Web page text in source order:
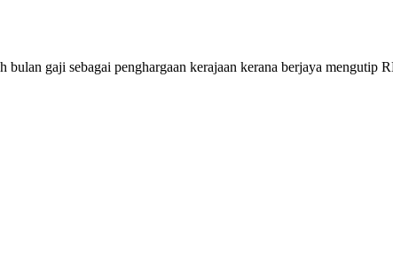
gaji sebagai penghargaan kerajaan kerana berjaya mengutip